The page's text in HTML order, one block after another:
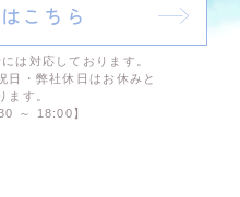
こちら
は対応しております。
日・弊社休日はお休みと
ます。
～ 18:00】